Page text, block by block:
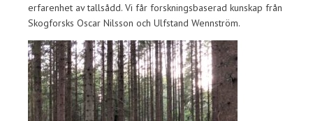
erfarenhet av tallsådd. Vi får forskningsbaserad kunskap från
Skogforsks Oscar Nilsson och Ulfstand Wennström.